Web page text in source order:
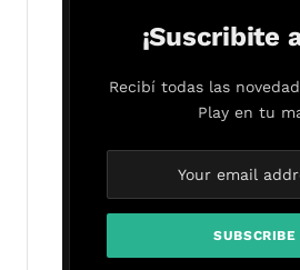
¡Suscribite
Recibí todas las
Play en tu